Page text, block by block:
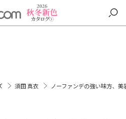
須田 真衣 ノーファンデの強い味方、